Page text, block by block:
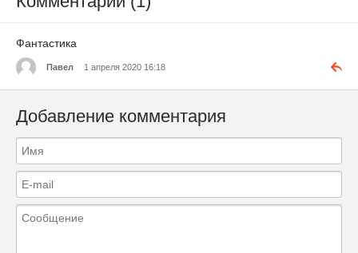
Фантастика
Павел 1 апреля 2020 16:18
Добавление комментария